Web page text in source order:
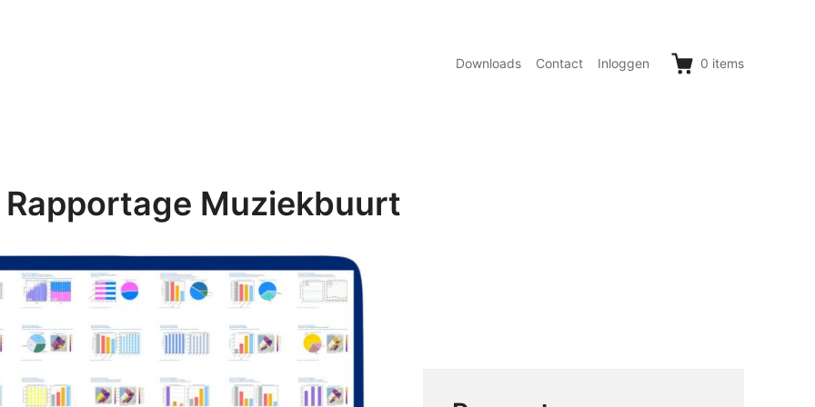
Downloads Contact Inloggen 0 items
Rapportage Muziekbuurt